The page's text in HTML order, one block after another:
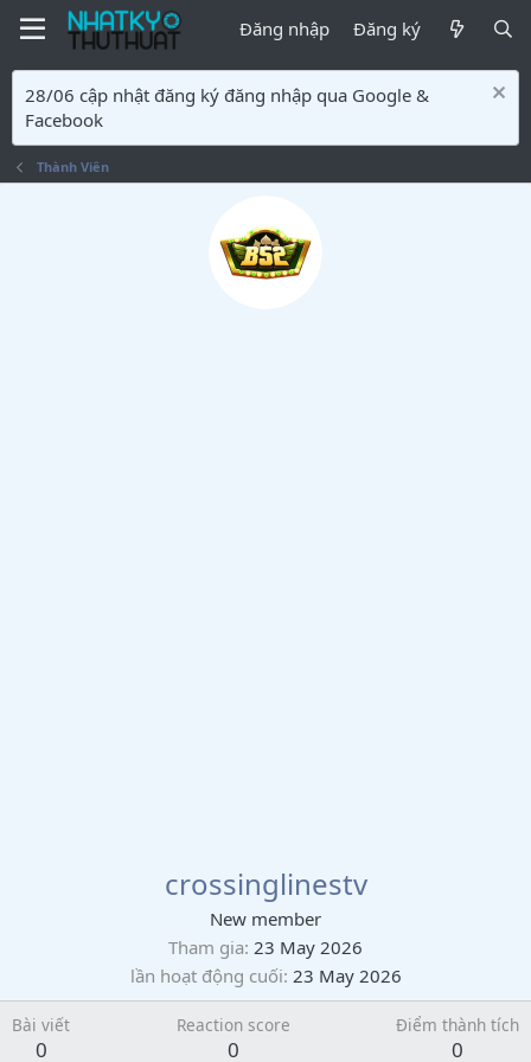
Đăng nhập Đăng ký
28/06 cập nhật đăng ký đăng nhập qua Google &
Facebook
Thành Viên
crossinglinestv
New member
Tham gia 23 May 2026
lần hoạt động cuối 23 May 2026
Bài viết
0
Reaction score
0
Điểm thành tích
0